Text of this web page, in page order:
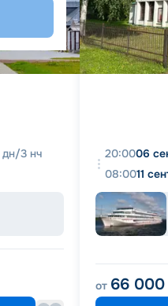
дн/3 нч
20:0006
08:0011
от 66 000